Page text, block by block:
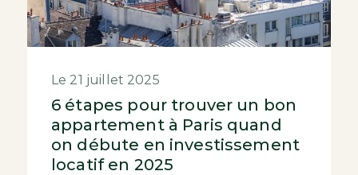
Le 21 juillet 2025
6 étapes pour trouver un bon
appartement à Paris quand
on débute en investissement
locatif en 2025